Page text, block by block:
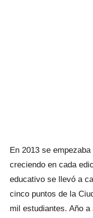
En 2013 se
creciendo en cada
educativo se llevó a
cinco puntos de la
mil estudiantes. Año